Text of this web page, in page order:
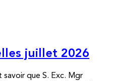
juillet 2026
que S. Exc. Mgr